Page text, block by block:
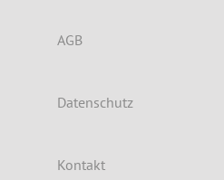
AGB
Datenschutz
Kontakt